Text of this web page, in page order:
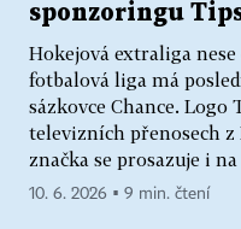
sponzoringu
Hokejová extraliga
fotbalová liga má
sázkovce Chance.
televizních přenosech
značka se prosazuje i
10. 6. 2026 ▪ 9 min. čtení